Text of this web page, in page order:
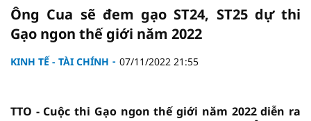
Ông Cua sẽ đem gạo ST24, ST25 dự thi
Gạo ngon thế giới năm 2022
KINH TẾ - TÀI CHÍNH 07/11/2022 21:55
TTO - Cuộc thi Gạo ngon thế giới năm 2022 diễn ra